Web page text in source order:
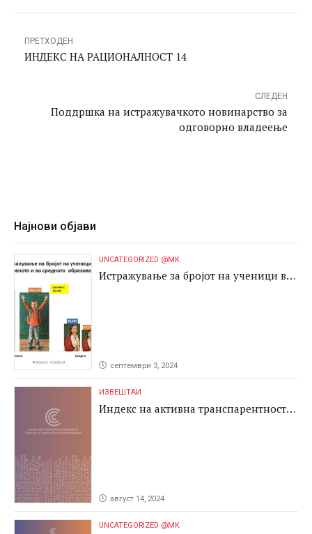
ПРЕТХОДЕН
ИНДЕКС НА РАЦИОНАЛНОСТ 14
СЛЕДЕН
Поддршка на истражувачкото новинарство за
одговорно владеење
Најнови објави
UNCATEGORIZED @MK
Истражување за бројот на ученици во
септември 3, 2024
ИЗВЕШТАИ
Индекс на активна транспарентност
август 14, 2024
UNCATEGORIZED @MK